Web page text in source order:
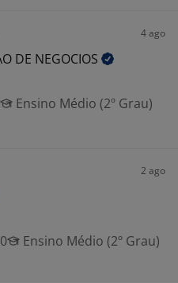
4 ago
DE NEGOCIOS
Ensino Médio (2º Grau)
2 ago
Ensino Médio (2º Grau)